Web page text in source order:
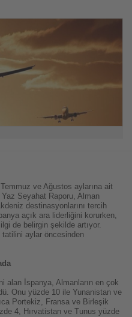
ve Ağustos aylarına ait
Seyahat Raporu, Alman
destinasyonlarını tercih
açık ara liderliğini korurken,
de belirgin şekilde artıyor.
tatilini aylar öncesinden
alan İspanya, Almanların en çok
Onu yüzde 10 ile Yunanistan ve
Portekiz, Fransa ve Birleşik
4, Hırvatistan ve Tunus yüzde